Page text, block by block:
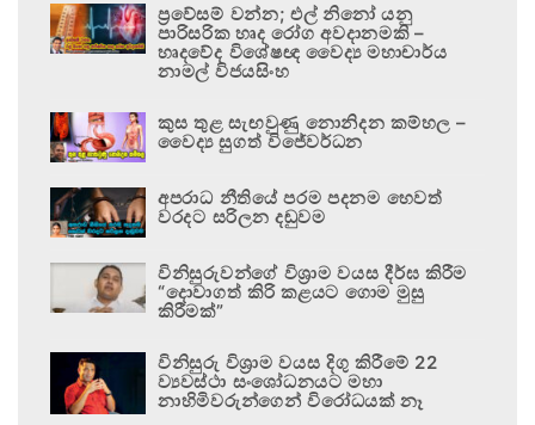
ප්‍රවේසම් වන්න; එල් නිනෝ යනු
පාරිසරික හෘද රෝග අවදානමකි –
හෘදවේද විශේෂඥ වෛද්‍ය මහාචාර්ය
නාමල් විජයසිංහ
කුස තුළ සැඟවුණු නොනිදන කම්හල –
වෛද්‍ය සුගත් විජේවර්ධන
අපරාධ නීතියේ පරම පදනම හෙවත්
වරදට සරිලන දඬුවම
විනිසුරුවන්ගේ විශ්‍රාම වයස දීර්ඝ කිරීම
“දොවාගත් කිරි කළයට ගොම මුසු
කිරීමක්”
විනිසුරු විශ්‍රාම වයස දිගු කිරීමේ 22
ව්‍යවස්ථා සංශෝධනයට මහා
නාහිමිවරුන්ගෙන් විරෝධයක් නෑ